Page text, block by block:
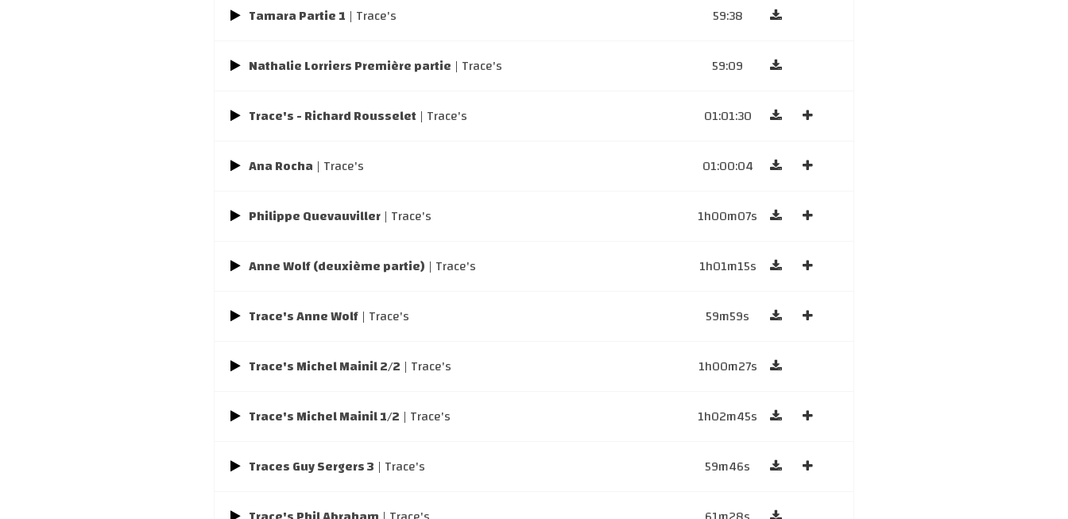
Tamara Partie 1 | Trace's 59:38
Nathalie Lorriers Première partie | Trace's 59:09
Trace's - Richard Rousselet | Trace's 01:01:30
Ana Rocha | Trace's 01:00:04
Philippe Quevauviller | Trace's 1h00m07s
Anne Wolf (deuxième partie) | Trace's 1h01m15s
Trace's Anne Wolf | Trace's 59m59s
Trace's Michel Mainil 2/2 | Trace's 1h00m27s
Trace's Michel Mainil 1/2 | Trace's 1h02m45s
Traces Guy Sergers 3 | Trace's 59m46s